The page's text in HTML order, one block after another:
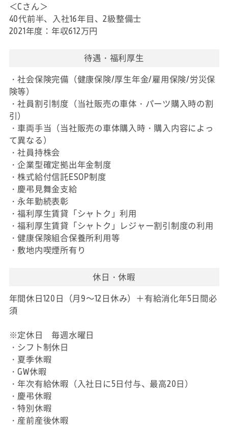
＜Cさん＞
40代前半、入社16年目、2級整備士
2021年度：年収612万円
待遇・福利厚生
・社会保険完備（健康保険/厚生年金/雇用保険/労災保
険等）
・社員割引制度（当社販売の車体・パーツ購入時の割
引）
・車両手当（当社販売の車体購入時・購入内容によっ
て異なる）
・社員持株会
・企業型確定拠出年金制度
・株式給付信託ESOP制度
・慶弔見舞金支給
・永年勤続表彰
・福利厚生賃貸「シャトク」利用
・福利厚生賃貸「シャトク」レジャー割引制度の利用
・健康保険組合保養所利用等
・敷地内喫煙所有り
休日・休暇
年間休日120日（月9～12日休み）＋有給消化年5日間必
須
※定休日 毎週水曜日
・シフト制休日
・夏季休暇
・GW休暇
・年次有給休暇（入社日に5日付与、最高20日）
・慶弔休暇
・特別休暇
・産前産後休暇